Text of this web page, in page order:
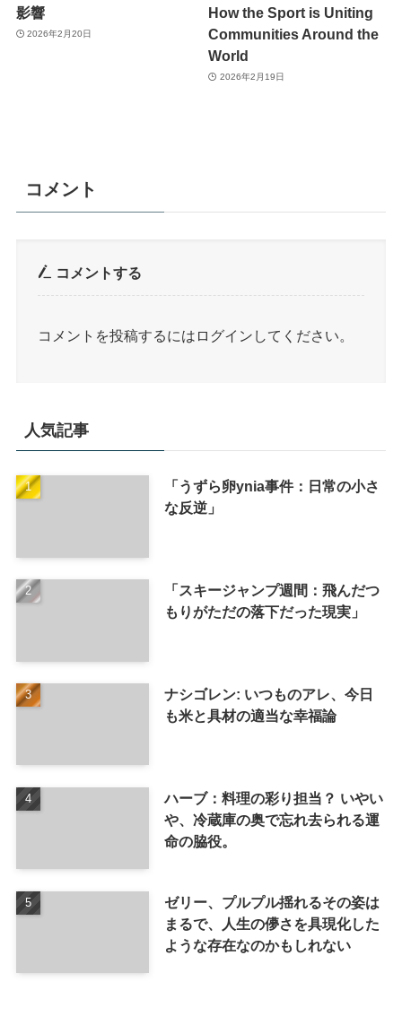
人気記事
「うずら卵ynia事件：日常の小さ
な反逆」
「スキージャンプ週間：飛んだつ
もりがただの落下だった現実」
ナシゴレン: いつものアレ、今日
も米と具材の適当な幸福論
ハーブ：料理の彩り担当？ いやい
や、冷蔵庫の奥で忘れ去られる運
命の脇役。
ゼリー、プルプル揺れるその姿は
まるで、人生の儚さを具現化した
ような存在なのかもしれない
影響
2026年2月20日
How the Sport is Uniting
Communities Around the
World
2026年2月19日
コメント
コメントする
コメントを投稿するには ログイン してください。